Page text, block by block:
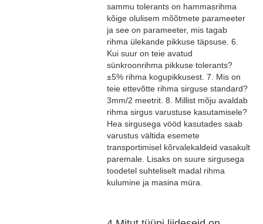
sammu tolerants on hammasrihma
kõige olulisem mõõtmete parameeter
ja see on parameeter, mis tagab
rihma ülekande pikkuse täpsuse. 6.
Kui suur on teie avatud
sünkroonrihma pikkuse tolerants?
±5% rihma kogupikkusest. 7. Mis on
teie ettevõtte rihma sirguse standard?
3mm/2 meetrit. 8. Millist mõju avaldab
rihma sirgus varustuse kasutamisele?
Hea sirgusega vööd kasutades saab
varustus vältida esemete
transportimisel kõrvalekaldeid vasakult
paremale. Lisaks on suure sirgusega
toodetel suhteliselt madal rihma
kulumine ja masina müra.